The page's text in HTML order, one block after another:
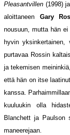
Pleasantvillen (1998)
aloittaneen Gary
nousuun, mutta hän
hyvin
purtavaa Rossin
ja tekemisen
että hän on itse
kanssa.
kuuluukin olla
Blanchett ja Paulson
maneerejaan.